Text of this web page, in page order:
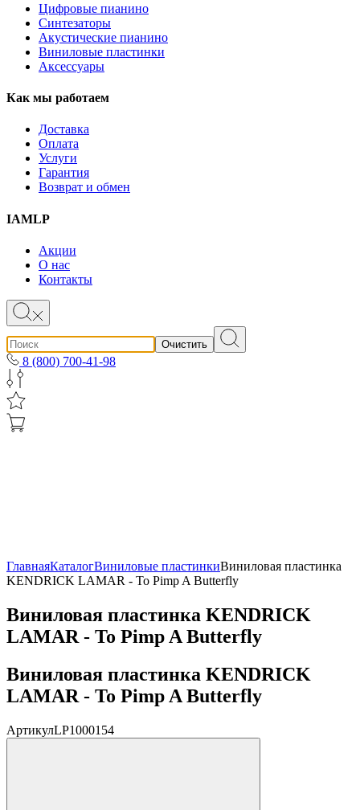
Цифровые пианино
Синтезаторы
Акустические пианино
Виниловые пластинки
Аксессуары
Как мы работаем
Доставка
Оплата
Услуги
Гарантия
Возврат и обмен
IAMLP
Акции
О нас
Контакты
Очистить
8 (800) 700-41-98
ГлавнаяКаталогВиниловые пластинкиВиниловая пластинка
KENDRICK LAMAR - To Pimp A Butterfly
Виниловая пластинка KENDRICK
LAMAR - To Pimp A Butterfly
Виниловая пластинка KENDRICK
LAMAR - To Pimp A Butterfly
АртикулLP1000154